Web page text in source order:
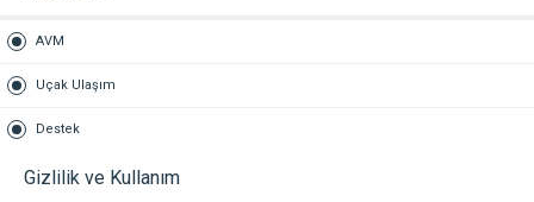
AVM
Uçak Ulaşım
Destek
Gizlilik ve Kullanım